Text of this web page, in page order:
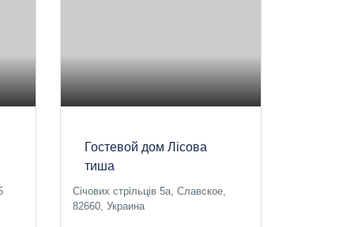
Гостевой дом Лісова
тиша
Січових стрільців 5а, Славское,
82660, Украина